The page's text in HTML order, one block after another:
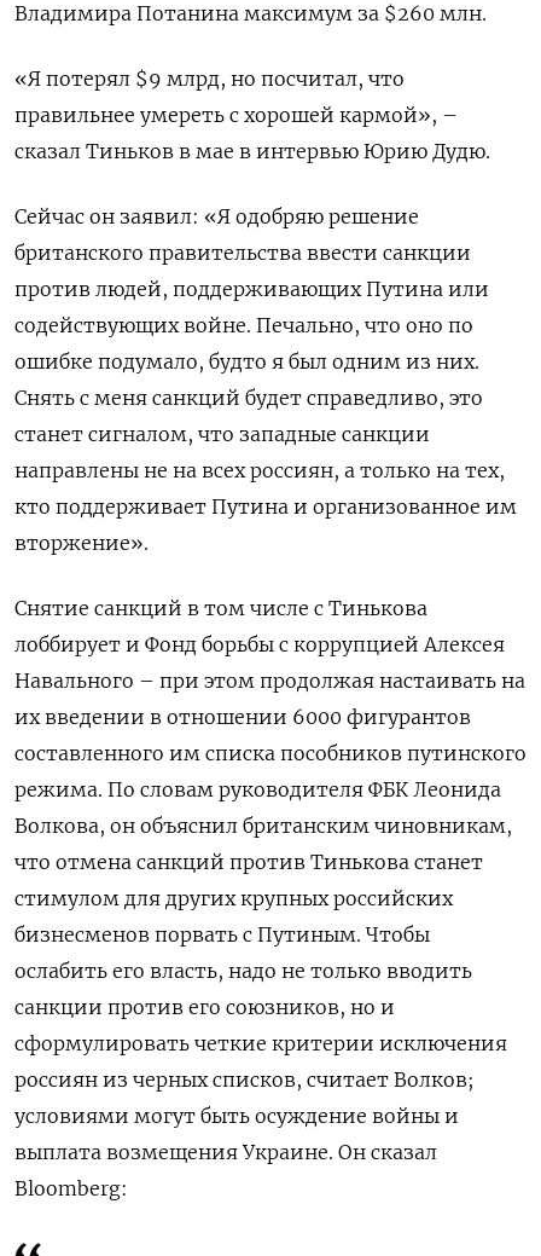
Владимира Потанина максимум за $260 млн.
«Я потерял $9 млрд, но посчитал, что
правильнее умереть с хорошей кармой», –
сказал Тиньков в мае в интервью Юрию Дудю.
Сейчас он заявил: «Я одобряю решение
британского правительства ввести санкции
против людей, поддерживающих Путина или
содействующих войне. Печально, что оно по
ошибке подумало, будто я был одним из них.
Снять с меня санкций будет справедливо, это
станет сигналом, что западные санкции
направлены не на всех россиян, а только на тех,
кто поддерживает Путина и организованное им
вторжение».
Снятие санкций в том числе с Тинькова
лоббирует и Фонд борьбы с коррупцией Алексея
Навального – при этом продолжая настаивать на
их введении в отношении 6000 фигурантов
составленного им списка пособников путинского
режима. По словам руководителя ФБК Леонида
Волкова, он объяснил британским чиновникам,
что отмена санкций против Тинькова станет
стимулом для других крупных российских
бизнесменов порвать с Путиным. Чтобы
ослабить его власть, надо не только вводить
санкции против его союзников, но и
сформулировать четкие критерии исключения
россиян из черных списков, считает Волков;
условиями могут быть осуждение войны и
выплата возмещения Украине. Он сказал
Bloomberg: